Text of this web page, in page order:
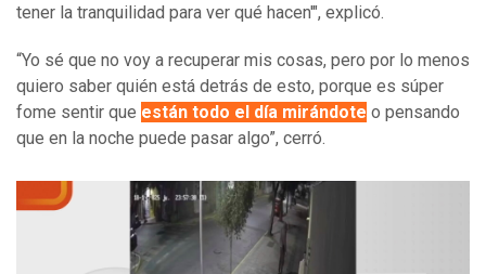
tener la tranquilidad para ver qué hacen'", explicó.
“Yo sé que no voy a recuperar mis cosas, pero por lo menos
quiero saber quién está detrás de esto, porque es súper
fome sentir que están todo el día mirándote o pensando
que en la noche puede pasar algo”, cerró.